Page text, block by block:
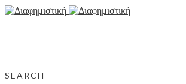
SEARCH